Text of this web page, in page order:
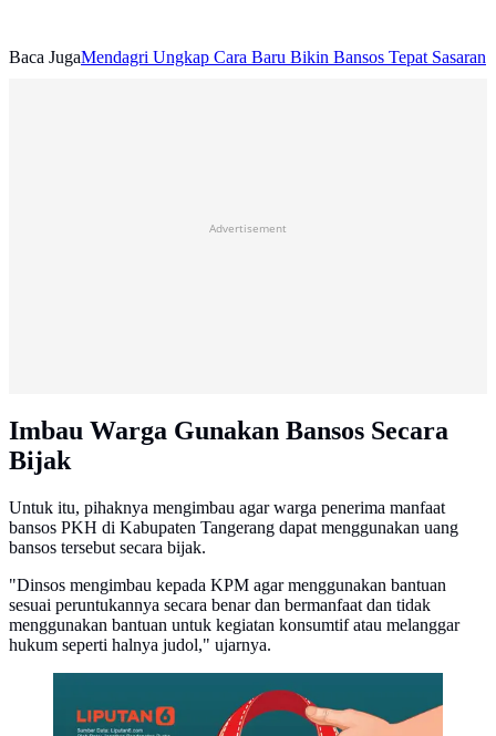
Baca JugaMendagri Ungkap Cara Baru Bikin Bansos Tepat Sasaran
Advertisement
Imbau Warga Gunakan Bansos Secara
Bijak
Untuk itu, pihaknya mengimbau agar warga penerima manfaat
bansos PKH di Kabupaten Tangerang dapat menggunakan uang
bansos tersebut secara bijak.
"Dinsos mengimbau kepada KPM agar menggunakan bantuan
sesuai peruntukannya secara benar dan bermanfaat dan tidak
menggunakan bantuan untuk kegiatan konsumtif atau melanggar
hukum seperti halnya judol," ujarnya.